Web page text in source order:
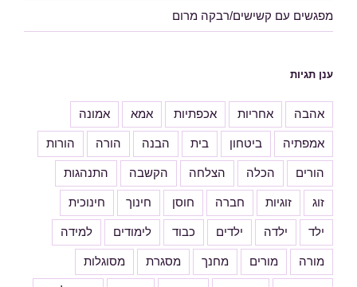
מפגשים עם קשישים/רבקה מרום
ענן תגיות
אהבה אחריות אכפתיות אמא אמונה
אמפתיה ביטחון בית הבנה הורה הורות
הורים הכלה הצלחה הקשבה התנהגות
זוג זוגיות חברה חוסן חינוך חינוכית
ילד ילדה ילדים כבוד לימודים למידה
מורה מורים מחנך מסגרת מסוגלות